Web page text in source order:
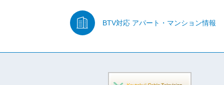
BTV対応 アパート・マンション情報